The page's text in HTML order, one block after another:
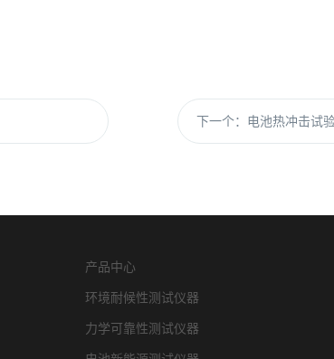
下一个： 电池热冲击试
产品中心
环境耐候性测试仪器
力学可靠性测试仪器